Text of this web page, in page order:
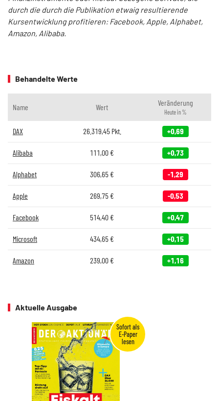
durch die durch die Publikation etwaig resultierende
Kursentwicklung profitieren: Facebook, Apple, Alphabet,
Amazon, Alibaba.
Behandelte Werte
Name Wert Veränderung
Heute in %
DAX 26.319,45Pkt. +0,69
Alibaba 111,00 € +0,73
Alphabet 306,65 € -1,29
Apple 269,75 € -0,53
Facebook 514,40 € +0,47
Microsoft 434,65 € +0,15
Amazon 239,00 € +1,16
Aktuelle Ausgabe